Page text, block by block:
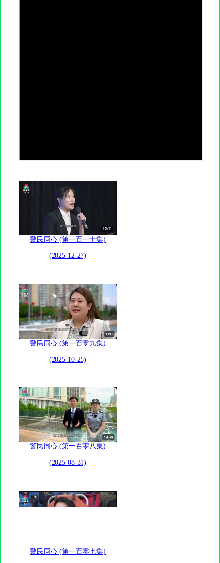
警民同心 (第一百一十集)
(2025-12-27)
警民同心 (第一百零九集)
(2025-10-25)
警民同心 (第一百零八集)
(2025-08-31)
警民同心 (第一百零七集)